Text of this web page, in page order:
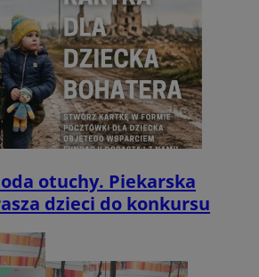
otuchy. Piekarska
dzieci do konkursu